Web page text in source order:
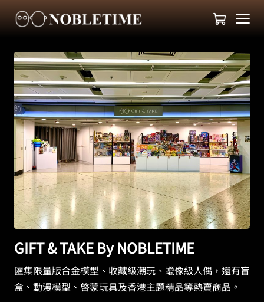
GIFT & TAKE By NOBLETIME
匯集限量版合金模型、收藏級潮玩、蠟像級人偶，還有盲
盒、動漫模型、啓蒙玩具及香港主題精品等熱賣商品。